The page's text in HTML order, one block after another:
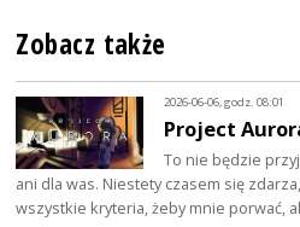
Zobacz także
2026-06-06, godz. 08:01
Project
To nie będzie
ani dla was. Niestety czasem się
wszystkie kryteria, żeby mnie porwać,